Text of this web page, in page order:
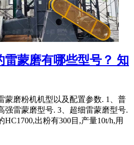
雷蒙磨有哪些型号？ 知
蒙磨粉机机型以及配置参数. 1、普
强雷蒙磨型号. 3、超细雷蒙磨型号.
出粉有300目,产量10t/h,用